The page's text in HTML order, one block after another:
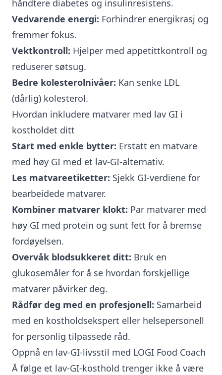
håndtere diabetes og insulinresistens.
Vedvarende energi: Forhindrer energikrasj og
fremmer fokus.
Vektkontroll: Hjelper med appetittkontroll og
reduserer søtsug.
Bedre kolesterolnivåer: Kan senke LDL
(dårlig) kolesterol.
Hvordan inkludere matvarer med lav GI i
kostholdet ditt
Start med enkle bytter: Erstatt en matvare
med høy GI med et lav-GI-alternativ.
Les matvareetiketter: Sjekk GI-verdiene for
bearbeidede matvarer.
Kombiner matvarer klokt: Par matvarer med
høy GI med protein og sunt fett for å bremse
fordøyelsen.
Overvåk blodsukkeret ditt: Bruk en
glukosemåler for å se hvordan forskjellige
matvarer påvirker deg.
Rådfør deg med en profesjonell: Samarbeid
med en kostholdsekspert eller helsepersonell
for personlig tilpassede råd.
Oppnå en lav-GI-livsstil med LOGI Food Coach
Å følge et lav-GI-kosthold trenger ikke å være